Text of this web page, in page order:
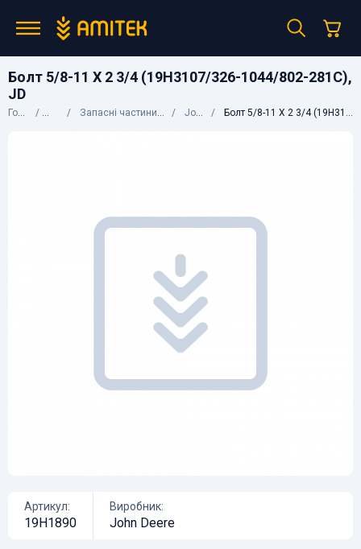
Болт 5/8-11 X 2 3/4 (19H3107/326-1044/802-281C),
JD
Головна КаталогЗапасні частини до сільгосптехніки John Deere Болт 5/8-11 X 2 3/4 (19H3107/326-1044/802-281C), JD
Артикул:
19H1890
Виробник:
John Deere